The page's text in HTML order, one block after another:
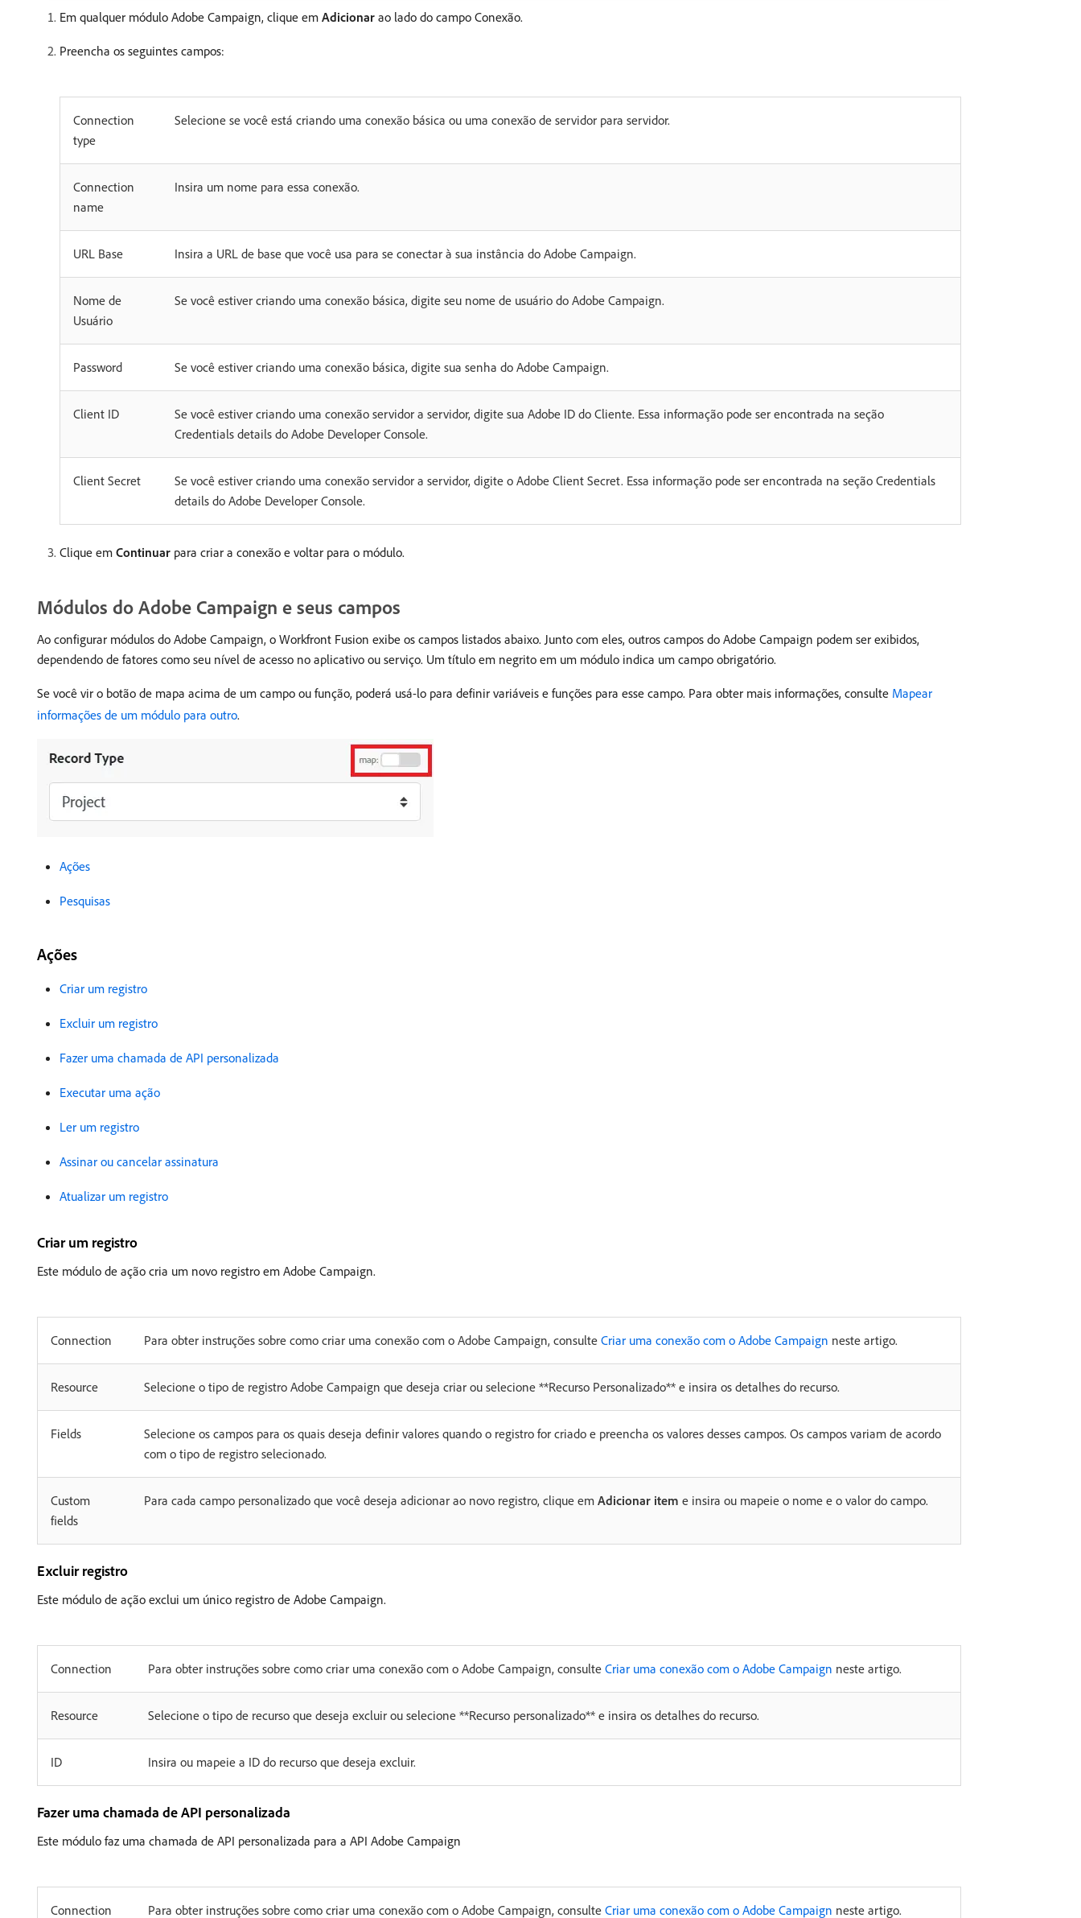
Em qualquer módulo Adobe Campaign, clique em Adicionar ao lado do campo Conexão.
Preencha os seguintes campos:
Connection
type
Selecione se você está criando uma conexão básica ou uma conexão de servidor para servidor.
Connection
name
Insira um nome para essa conexão.
URL Base Insira a URL de base que você usa para se conectar à sua instância do Adobe Campaign.
Nome de
Usuário
Se você estiver criando uma conexão básica, digite seu nome de usuário do Adobe Campaign.
Password Se você estiver criando uma conexão básica, digite sua senha do Adobe Campaign.
Client ID
Se você estiver criando uma conexão servidor a servidor, digite sua Adobe ID do Cliente. Essa informação pode ser encontrada na seção
Credentials details do Adobe Developer Console.
Client Secret
Se você estiver criando uma conexão servidor a servidor, digite o Adobe Client Secret. Essa informação pode ser encontrada na seção Credentials
details do Adobe Developer Console.
Clique em Continuar para criar a conexão e voltar para o módulo.
Módulos do Adobe Campaign e seus campos
Ao configurar módulos do Adobe Campaign, o Workfront Fusion exibe os campos listados abaixo. Junto com eles, outros campos do Adobe Campaign podem ser exibidos,
dependendo de fatores como seu nível de acesso no aplicativo ou serviço. Um título em negrito em um módulo indica um campo obrigatório.
Se você vir o botão de mapa acima de um campo ou função, poderá usá-lo para definir variáveis e funções para esse campo. Para obter mais informações, consulte Mapear
informações de um módulo para outro.
Ações
Pesquisas
Ações
Criar um registro
Excluir um registro
Fazer uma chamada de API personalizada
Executar uma ação
Ler um registro
Assinar ou cancelar assinatura
Atualizar um registro
Criar um registro
Este módulo de ação cria um novo registro em Adobe Campaign.
Connection Para obter instruções sobre como criar uma conexão com o Adobe Campaign, consulte Criar uma conexão com o Adobe Campaign neste artigo.
Resource Selecione o tipo de registro Adobe Campaign que deseja criar ou selecione **Recurso Personalizado** e insira os detalhes do recurso.
Fields
Selecione os campos para os quais deseja definir valores quando o registro for criado e preencha os valores desses campos. Os campos variam de acordo
com o tipo de registro selecionado.
Custom
fields
Para cada campo personalizado que você deseja adicionar ao novo registro, clique em Adicionar item e insira ou mapeie o nome e o valor do campo.
Excluir registro
Este módulo de ação exclui um único registro de Adobe Campaign.
Connection Para obter instruções sobre como criar uma conexão com o Adobe Campaign, consulte Criar uma conexão com o Adobe Campaign neste artigo.
Resource Selecione o tipo de recurso que deseja excluir ou selecione **Recurso personalizado** e insira os detalhes do recurso.
ID Insira ou mapeie a ID do recurso que deseja excluir.
Fazer uma chamada de API personalizada
Este módulo faz uma chamada de API personalizada para a API Adobe Campaign
Connection Para obter instruções sobre como criar uma conexão com o Adobe Campaign, consulte Criar uma conexão com o Adobe Campaign neste artigo.